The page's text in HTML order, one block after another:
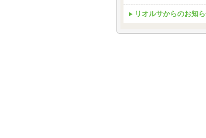
リオルサからのお知